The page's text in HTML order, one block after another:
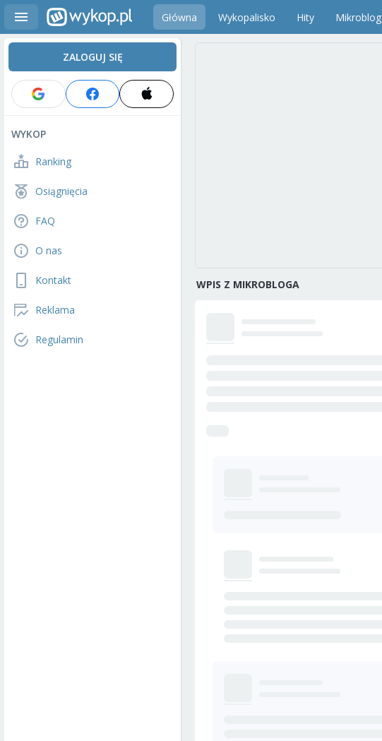
Główna Wykopalisko Hity Mikroblog
ZALOGUJ SIĘ
WYKOP
Ranking
Osiągnięcia
FAQ
O nas
Kontakt
Reklama
Regulamin
WPIS Z MIKROBLOGA